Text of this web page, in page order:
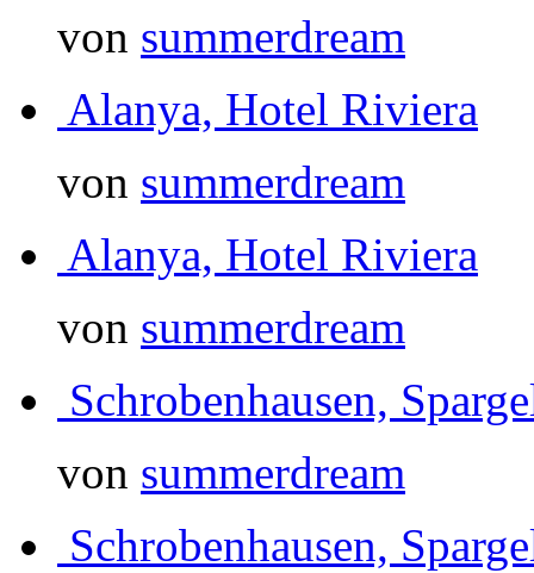
von summerdream
Alanya, Hotel Riviera
von summerdream
Alanya, Hotel Riviera
von summerdream
Schrobenhausen,
von summerdream
Schrobenhausen,